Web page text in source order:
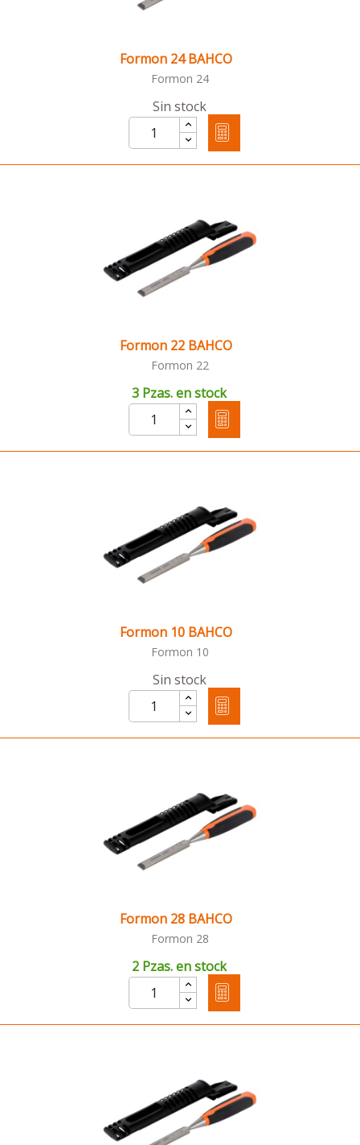
Formon 24 BAHCO
Formon 24
Sin stock
Formon 22 BAHCO
Formon 22
3 Pzas. en stock
Formon 10 BAHCO
Formon 10
Sin stock
Formon 28 BAHCO
Formon 28
2 Pzas. en stock